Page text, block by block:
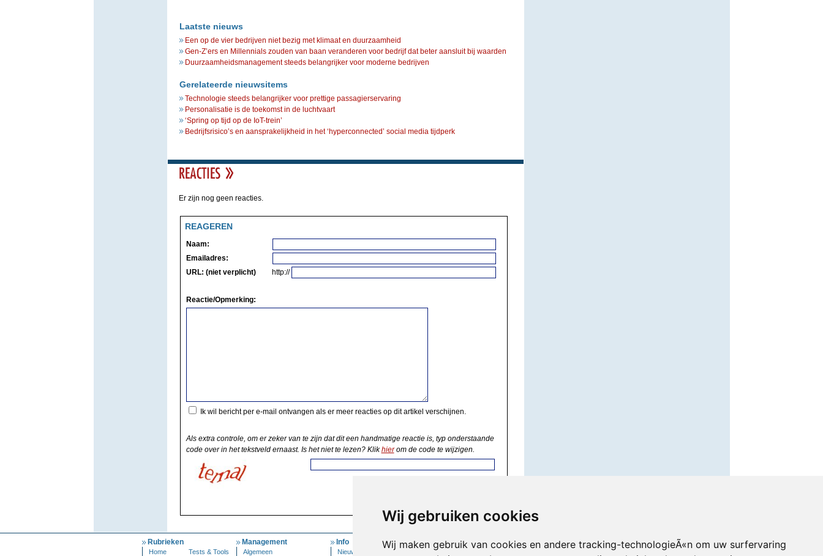
Wij gebruiken cookies
Wij maken gebruik van cookies en andere tracking-technologieÃ«n om uw surfervaring
Laatste nieuws
Een op de vier bedrijven niet bezig met klimaat en duurzaamheid
Gen-Z’ers en Millennials zouden van baan veranderen voor bedrijf dat beter aansluit bij waarden
Duurzaamheidsmanagement steeds belangrijker voor moderne bedrijven
Gerelateerde nieuwsitems
Technologie steeds belangrijker voor prettige passagierservaring
Personalisatie is de toekomst in de luchtvaart
‘Spring op tijd op de IoT-trein’
Bedrijfsrisico’s en aansprakelijkheid in het ‘hyperconnected’ social media tijdperk
Er zijn nog geen reacties.
REAGEREN
Naam:
Emailadres:
URL: (niet verplicht)
http://
Reactie/Opmerking:
Ik wil bericht per e-mail ontvangen als er meer reacties op dit artikel verschijnen.
Als extra controle, om er zeker van te zijn dat dit een handmatige reactie is, typ onderstaande
code over in het tekstveld ernaast. Is het niet te lezen? Klikhierom de code te wijzigen.
Rubrieken
Home Tests & Tools
Management
Algemeen
Info
Nieuwsbrief
Mijn Account
Inloggen